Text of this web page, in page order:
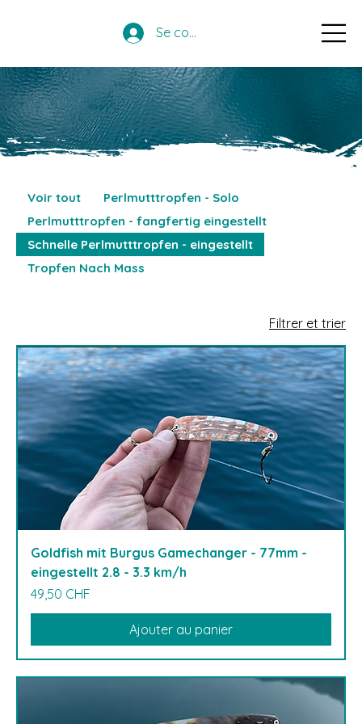
Se connecter
Voir tout
Perlmutttropfen - Solo
Perlmutttropfen - fangfertig eingestellt
Schnelle Perlmutttropfen - eingestellt
Tropfen Nach Mass
Filtrer et trier
Goldfish mit Burgus Gamechanger - 77mm -
eingestellt 2.8 - 3.3 km/h
Prix
49,50 CHF
Ajouter au panier